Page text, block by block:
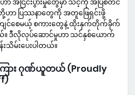
အငြင်းပွားမှုတွေမှာ သင့်ကို အပြစ်တင်
ဟာ ပြဿနာတွေကို အတူဖြေရှင်းဖို့
ကျင်စေမယ့် စကားတွေနဲ့ ထိုးနှက်တိုက်ခိုက်
ယ်။ ဒီလိုလုပ်ဆောင်မှုဟာ သင်နှစ်ယောက်
သိမ်းပေးပါတယ်။
ား ဂုဏ်ယူတယ် (Proudly